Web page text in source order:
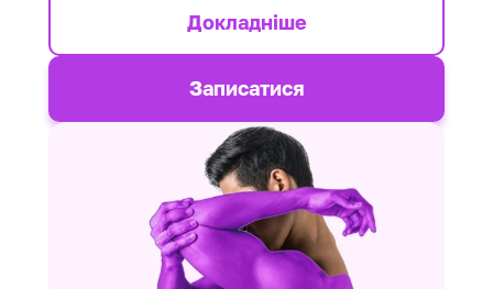
Докладніше
Записатися